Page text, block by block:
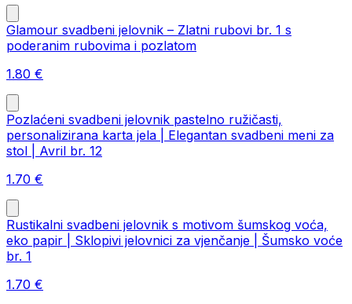
Glamour svadbeni jelovnik – Zlatni rubovi br. 1 s
poderanim rubovima i pozlatom
1.80 €
Pozlaćeni svadbeni jelovnik pastelno ružičasti,
personalizirana karta jela | Elegantan svadbeni meni za
stol | Avril br. 12
1.70 €
Rustikalni svadbeni jelovnik s motivom šumskog voća,
eko papir | Sklopivi jelovnici za vjenčanje | Šumsko voće
br. 1
1.70 €